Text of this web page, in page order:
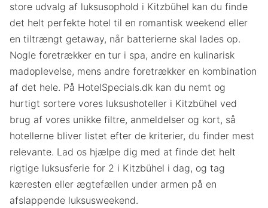
store udvalg af luksusophold i Kitzbühel kan du finde
det helt perfekte hotel til en romantisk weekend eller
en tiltrængt getaway, når batterierne skal lades op.
Nogle foretrækker en tur i spa, andre en kulinarisk
madoplevelse, mens andre foretrækker en kombination
af det hele. På HotelSpecials.dk kan du nemt og
hurtigt sortere vores luksushoteller i Kitzbühel ved
brug af vores unikke filtre, anmeldelser og kort, så
hotellerne bliver listet efter de kriterier, du finder mest
relevante. Lad os hjælpe dig med at finde det helt
rigtige luksusferie for 2 i Kitzbühel i dag, og tag
kæresten eller ægtefællen under armen på en
afslappende luksusweekend.